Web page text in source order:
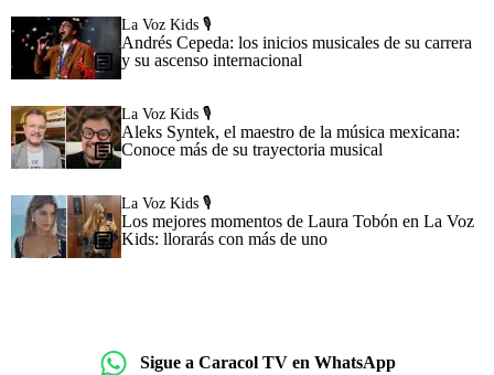
La Voz Kids 🎙️
Andrés Cepeda: los inicios musicales de su carrera
y su ascenso internacional
La Voz Kids 🎙️
Aleks Syntek, el maestro de la música mexicana:
Conoce más de su trayectoria musical
La Voz Kids 🎙️
Los mejores momentos de Laura Tobón en La Voz
Kids: llorarás con más de uno
Sigue a Caracol TV en WhatsApp